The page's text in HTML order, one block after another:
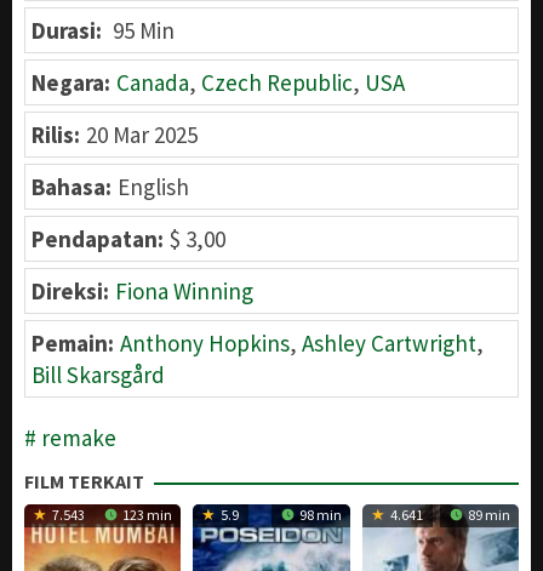
Durasi: 95 Min
Negara: Canada, Czech Republic, USA
Rilis: 20 Mar 2025
Bahasa: English
Pendapatan: $ 3,00
Direksi: Fiona Winning
Pemain: Anthony Hopkins, Ashley Cartwright,
Bill Skarsgård
remake
FILM TERKAIT
7.543 123 min 5.9 98 min 4.641 89 min